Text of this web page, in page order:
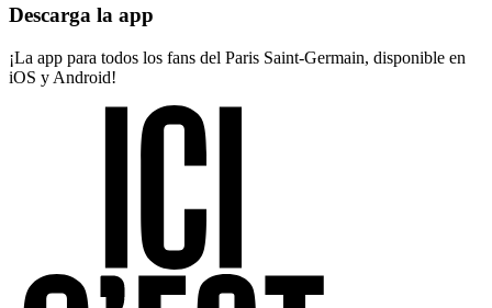
Descarga la app
¡La app para todos los fans del Paris Saint-Germain, disponible en
iOS y Android!